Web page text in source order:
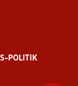
POLITIK